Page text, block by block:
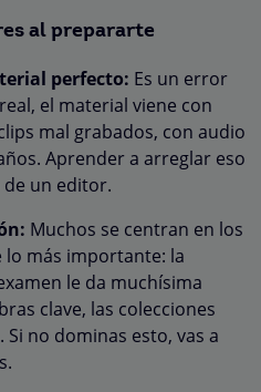
al prepararte
perfecto: Es un error
el material viene con
mal grabados, con audio
Aprender a arreglar eso
un editor.
Muchos se centran en los
lo más importante: la
le da muchísima
clave, las colecciones
no dominas esto, vas a